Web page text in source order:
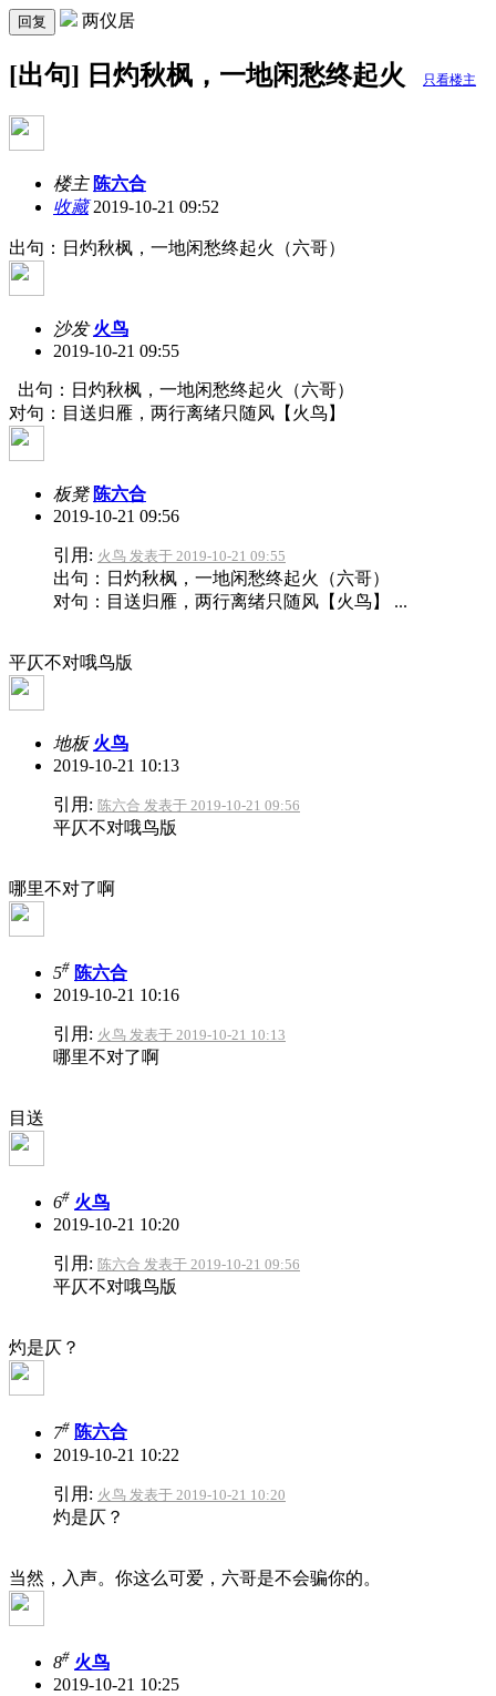
回复 两仪居
[出句] 日灼秋枫，一地闲愁终起火 只看楼主
楼主 陈六合
收藏2019-10-21 09:52
出句：日灼秋枫，一地闲愁终起火（六哥）
沙发 火鸟
2019-10-21 09:55
出句：日灼秋枫，一地闲愁终起火（六哥）
对句：目送归雁，两行离绪只随风【火鸟】
板凳 陈六合
2019-10-21 09:56
引用: 火鸟 发表于 2019-10-21 09:55
出句：日灼秋枫，一地闲愁终起火（六哥）
对句：目送归雁，两行离绪只随风【火鸟】 ...
平仄不对哦鸟版
地板 火鸟
2019-10-21 10:13
引用: 陈六合 发表于 2019-10-21 09:56
平仄不对哦鸟版
哪里不对了啊
5# 陈六合
2019-10-21 10:16
引用: 火鸟 发表于 2019-10-21 10:13
哪里不对了啊
目送
6# 火鸟
2019-10-21 10:20
引用: 陈六合 发表于 2019-10-21 09:56
平仄不对哦鸟版
灼是仄？
7# 陈六合
2019-10-21 10:22
引用: 火鸟 发表于 2019-10-21 10:20
灼是仄？
当然，入声。你这么可爱，六哥是不会骗你的。
8# 火鸟
2019-10-21 10:25